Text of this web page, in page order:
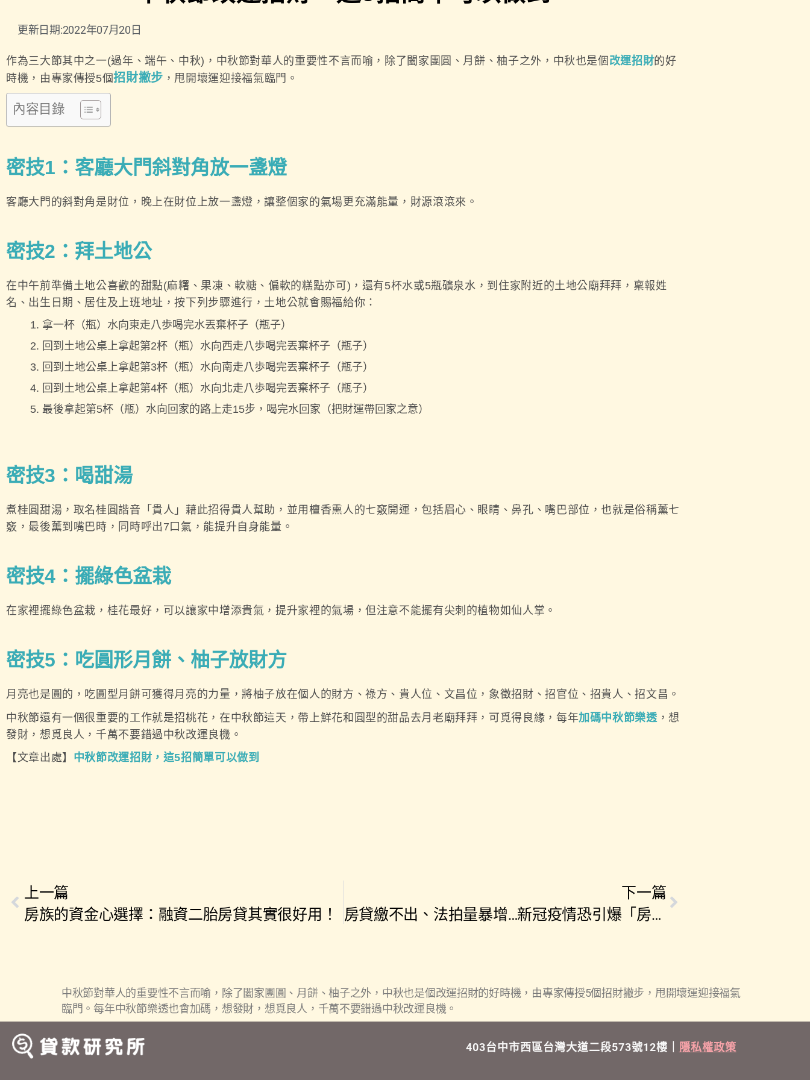
更新日期:2022年07月20日
作為三大節其中之一(過年、端午、中秋)，中秋節對華人的重要性不言而喻，除了闔家團圓、月餅、柚子之外，中秋也是個 改運招財的好
時機，由專家傳授5個招財撇步 ，甩開壞運迎接福氣臨門。
內容目錄
密技1 ：客廳大門斜對角放一盞燈
客廳大門的斜對角是財位，晚上在財位上放一盞燈，讓整個家的氣場更充滿能量，財源滾滾來。
密技2 ：拜土地公
在中午前準備土地公喜歡的甜點(麻糬、果凍、軟糖、偏軟的糕點亦可)，還有5杯水或5瓶礦泉水，到住家附近的土地公廟拜拜，稟報姓
名、出生日期、居住及上班地址，按下列步驟進行，土地公就會賜福給你：
拿一杯（瓶）水向東走八歩喝完水丟棄杯子（瓶子）
回到土地公桌上拿起第2杯（瓶）水向西走八歩喝完丟棄杯子（瓶子）
回到土地公桌上拿起第3杯（瓶）水向南走八歩喝完丟棄杯子（瓶子）
回到土地公桌上拿起第4杯（瓶）水向北走八歩喝完丟棄杯子（瓶子）
最後拿起第5杯（瓶）水向回家的路上走15步，喝完水回家（把財運帶回家之意）
密技3 ：喝甜湯
煮桂圓甜湯，取名桂圓諧音「貴人」藉此招得貴人幫助，並用檀香熏人的七竅開運，包括眉心、眼睛、鼻孔、嘴巴部位，也就是俗稱薰七
竅，最後薰到嘴巴時，同時呼出7口氣，能提升自身能量。
密技4 ：擺綠色盆栽
在家裡擺綠色盆栽，桂花最好，可以讓家中增添貴氣，提升家裡的氣場，但注意不能擺有尖刺的植物如仙人掌。
密技5 ：吃圓形月餅、柚子放財方
月亮也是圓的，吃圓型月餅可獲得月亮的力量，將柚子放在個人的財方、祿方、貴人位、文昌位，象徵招財、招官位、招貴人、招文昌。
中秋節還有一個很重要的工作就是招桃花，在中秋節這天，帶上鮮花和圓型的甜品去月老廟拜拜，可覓得良緣，每年加碼中秋節樂透 ，想
發財，想覓良人，千萬不要錯過中秋改運良機。
【文章出處】 中秋節改運招財，這5招簡單可以做到
上一篇
房族的資金心選擇：融資二胎房貸其實很好用！
下一篇
房貸繳不出、法拍量暴增…新冠疫情恐引爆「房市斷頭潮」？
中秋節對華人的重要性不言而喻，除了闔家團圓、月餅、柚子之外，中秋也是個改運招財的好時機，由專家傳授5個招財撇步，甩開壞運迎接福氣
臨門。每年中秋節樂透也會加碼，想發財，想覓良人，千萬不要錯過中秋改運良機。
403台中市西區台灣大道二段573號12樓｜ 隱私權政策